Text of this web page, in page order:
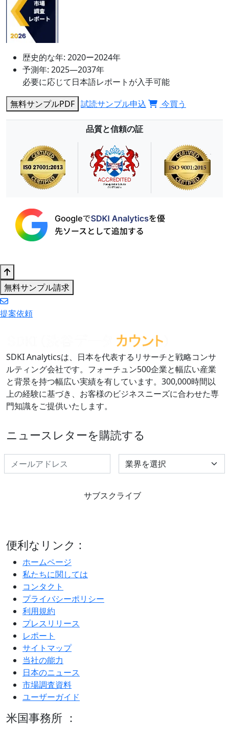
歴史的な年: 2020ー2024年
予測年: 2025―2037年
必要に応じて日本語レポートが入手可能
無料サンプルPDF 試読サンプル申込 今買う
品質と信頼の証
無料サンプル請求
提案依頼
SDKI Analyticsは、日本を代表するリサーチと戦略コンサ
ルティング会社です。フォーチュン500企業と幅広い産業
と背景を持つ幅広い実績を有しています。300,000時間以
上の経験に基づき、お客様のビジネスニーズに合わせた専
門知識をご提供いたします。
ニュースレターを購読する
Select Industry
サブスクライブ
便利なリンク :
ホームページ
私たちに関しては
コンタクト
プライバシーポリシー
利用規約
プレスリリース
レポート
サイトマップ
当社の能力
日本のニュース
市場調査資料
ユーザーガイド
米国事務所 ：